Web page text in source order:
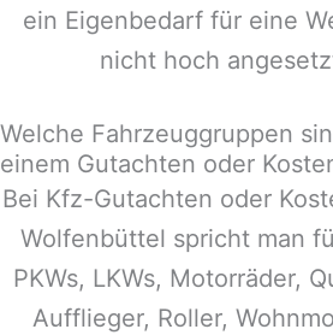
ein Eigenbedarf für eine
nicht hoch
Welche Fahrzeuggruppen
einem Gutachten oder
Bei Kfz-Gutachten oder
Wolfenbüttel spricht man
PKWs, LKWs, Motorräder,
Aufflieger, Roller,